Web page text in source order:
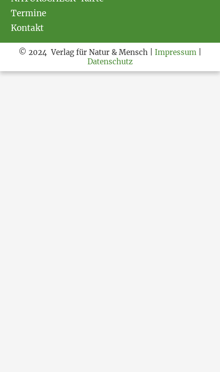
Termine
Kontakt
© 2024 Verlag für Natur & Mensch | Impressum
Datenschutz